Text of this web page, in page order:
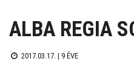
ALBA REGIA
2017.03.17. | 9 ÉVE